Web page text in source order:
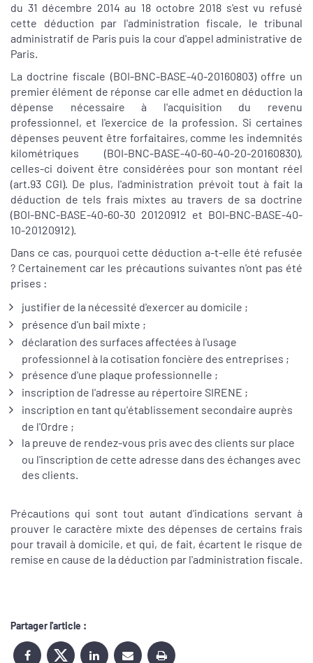
du 31 décembre 2014 au 18 octobre 2018 s'est vu refusé
cette déduction par l'administration fiscale, le tribunal
administratif de Paris puis la cour d'appel administrative de
Paris.
La doctrine fiscale (BOI-BNC-BASE-40-20160803) offre un
premier élément de réponse car elle admet en déduction la
dépense nécessaire à l'acquisition du revenu
professionnel, et l'exercice de la profession. Si certaines
dépenses peuvent être forfaitaires, comme les indemnités
kilométriques (BOI-BNC-BASE-40-60-40-20-20160830),
celles-ci doivent être considérées pour son montant réel
(art.93 CGI). De plus, l'administration prévoit tout à fait la
déduction de tels frais mixtes au travers de sa doctrine
(BOI-BNC-BASE-40-60-30 20120912 et BOI-BNC-BASE-40-
10-20120912).
Dans ce cas, pourquoi cette déduction a-t-elle été refusée
? Certainement car les précautions suivantes n'ont pas été
prises :
justifier de la nécessité d'exercer au domicile ;
présence d'un bail mixte ;
déclaration des surfaces affectées à l'usage
professionnel à la cotisation foncière des entreprises ;
présence d'une plaque professionnelle ;
inscription de l'adresse au répertoire SIRENE ;
inscription en tant qu'établissement secondaire auprès
de l'Ordre ;
la preuve de rendez-vous pris avec des clients sur place
ou l'inscription de cette adresse dans des échanges avec
des clients.
Précautions qui sont tout autant d'indications servant à
prouver le caractère mixte des dépenses de certains frais
pour travail à domicile, et qui, de fait, écartent le risque de
remise en cause de la déduction par l'administration fiscale.
Partager l'article :